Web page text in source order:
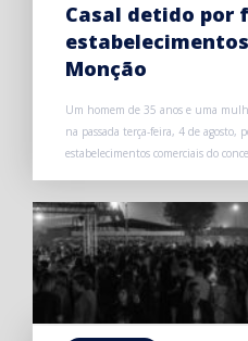
Casal detido por
Monção
Um homem de 35 anos e uma
na passada terça-feira, 4 de agosto,
estabelecimentos comerciais do